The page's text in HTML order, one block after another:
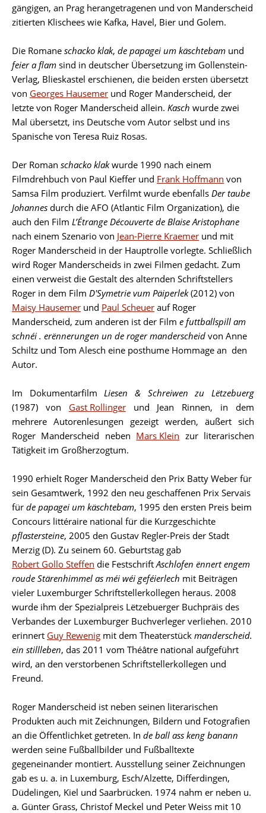
gängigen, an Prag herangetragenen und von Manderscheid
zitierten Klischees wie Kafka, Havel, Bier und Golem.
Die Romane schacko klak, de papagei um käschtebam und
feier a flam sind in deutscher Übersetzung im Gollenstein-
Verlag, Blieskastel erschienen, die beiden ersten übersetzt
von Georges Hausemer und Roger Manderscheid, der
letzte von Roger Manderscheid allein. Kasch wurde zwei
Mal übersetzt, ins Deutsche vom Autor selbst und ins
Spanische von Teresa Ruiz Rosas.
Der Roman schacko klakwurde 1990 nach einem
Filmdrehbuch von Paul Kieffer und Frank Hoffmann von
Samsa Film produziert. Verfilmt wurde ebenfalls Der taube
Johannes durch die AFO (Atlantic Film Organization), die
auch den Film L’Étrange Découverte de Blaise Aristophane
nach einem Szenario von Jean-Pierre Kraemer und mit
Roger Manderscheid in der Hauptrolle vorlegte. Schließlich
wird Roger Manderscheids in zwei Filmen gedacht. Zum
einen verweist die Gestalt des alternden Schriftstellers
Roger in dem Film D'Symetrie vum Päiperlek(2012) von
Maisy Hausemer und Paul Scheuer auf Roger
Manderscheid, zum anderen ist der Film e futtballspill am
schnéi . erënnerungen un de roger manderscheid von Anne
Schiltz und Tom Alesch eine posthume Hommage an den
Autor.
Im DokumentarfilmLiesen & Schreiwen zu Lëtzebuerg
(1987) von Gast Rollingerund Jean Rinnen, in dem
mehrere Autorenlesungen gezeigt werden, äußert sich
Roger Manderscheid neben Mars Klein zur literarischen
Tätigkeit im Großherzogtum.
1990 erhielt Roger Manderscheid den Prix Batty Weber für
sein Gesamtwerk, 1992 den neu geschaffenen Prix Servais
für de papagei um käschtebam, 1995 den ersten Preis beim
Concours littéraire national für die Kurzgeschichte
pflastersteine, 2005 den Gustav Regler-Preis der Stadt
Merzig (D). Zu seinem 60. Geburtstag gab
Robert Gollo Steffen die FestschriftAschlofen ënnert engem
roude Stärenhimmel as méi wéi geféierlech mit Beiträgen
vieler Luxemburger Schriftstellerkollegen heraus. 2008
wurde ihm der Spezialpreis Lëtzebuerger Buchpräis des
Verbandes der Luxemburger Buchverleger verliehen. 2010
erinnert Guy Rewenig mit dem Theaterstück manderscheid.
ein stillleben, das 2011 vom Théâtre national aufgeführt
wird, an den verstorbenen Schriftstellerkollegen und
Freund.
Roger Manderscheid ist neben seinen literarischen
Produkten auch mit Zeichnungen, Bildern und Fotografien
an die Öffentlichket getreten. In de ball ass keng banann
werden seine Fußballbilder und Fußballtexte
gegeneinander montiert. Ausstellung seiner Zeichnungen
gab es u. a. in Luxemburg, Esch/Alzette, Differdingen,
Düdelingen, Kiel und Saarbrücken. 1974 nahm er neben u.
a. Günter Grass, Christof Meckel und Peter Weiss mit 10